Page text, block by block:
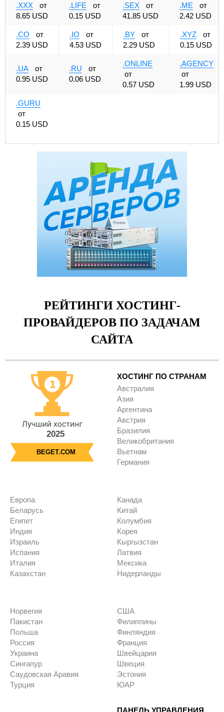
.XXX
от
8.65 USD
.LIFE
от
0.15 USD
.SEX
от
41.85 USD
.ME
от
2.42 USD
.CO
от
2.39 USD
.IO
от
4.53 USD
.BY
от
2.29 USD
.XYZ
от
0.15 USD
.UA
от
0.95 USD
.RU
от
0.06 USD
.ONLINE
от
0.57 USD
.AGENCY
от
1.99 USD
.GURU
от
0.15 USD
РЕЙТИНГИ ХОСТИНГ-
ПРОВАЙДЕРОВ ПО ЗАДАЧАМ
САЙТА
2025
BEGET.COM
ХОСТИНГ ПО СТРАНАМ
Австралия
Азия
Аргентина
Австрия
Бразилия
Великобритания
Вьетнам
Германия
Европа
Беларусь
Египет
Индия
Израиль
Испания
Италия
Казахстан
Канада
Китай
Колумбия
Корея
Кыргызстан
Латвия
Мексика
Нидерланды
Норвегия
Пакистан
Польша
Россия
Украина
Сингапур
Саудовская Аравия
Турция
США
Филиппины
Финляндия
Франция
Швейцария
Швеция
Эстония
ЮАР